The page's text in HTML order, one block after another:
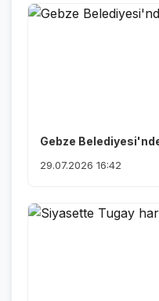
Gebze
29.07.2026 16:42